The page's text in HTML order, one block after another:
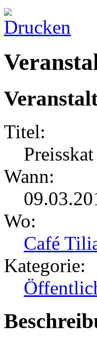
Titel:
Preisskat
Wann:
Wo:
Café
Kategorie: